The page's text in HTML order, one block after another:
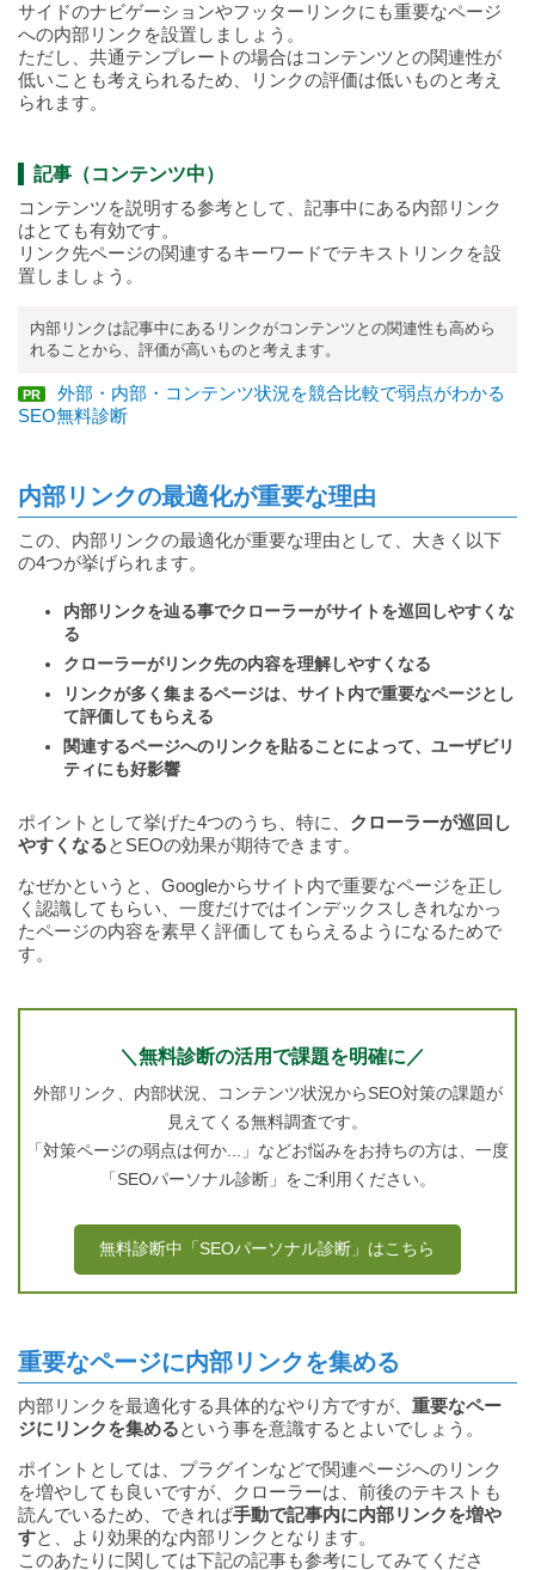
サイドのナビゲーションやフッターリンクにも重要なページ
への内部リンクを設置しましょう。
ただし、共通テンプレートの場合はコンテンツとの関連性が
低いことも考えられるため、リンクの評価は低いものと考え
られます。
記事（コンテンツ中）
コンテンツを説明する参考として、記事中にある内部リンク
はとても有効です。
リンク先ページの関連するキーワードでテキストリンクを設
置しましょう。
内部リンクは記事中にあるリンクがコンテンツとの関連性も高めら
れることから、評価が高いものと考えます。
PR
外部・内部・コンテンツ状況を競合比較で弱点がわかる
SEO無料診断
内部リンクの最適化が重要な理由
この、内部リンクの最適化が重要な理由として、大きく以下
の4つが挙げられます。
内部リンクを辿る事でクローラーがサイトを巡回しやすくな
る
クローラーがリンク先の内容を理解しやすくなる
リンクが多く集まるページは、サイト内で重要なページとし
て評価してもらえる
関連するページへのリンクを貼ることによって、ユーザビリ
ティにも好影響
ポイントとして挙げた4つのうち、特に、 クローラーが巡回し
やすくなるとSEOの効果が期待できます。
なぜかというと、Googleからサイト内で重要なページを正し
く認識してもらい、一度だけではインデックスしきれなかっ
たページの内容を素早く評価してもらえるようになるためで
す。
＼無料診断の活用で課題を明確に／
外部リンク、内部状況、コンテンツ状況からSEO対策の課題が
見えてくる無料調査です。
「対策ページの弱点は何か...」などお悩みをお持ちの方は、一度
「SEOパーソナル診断」をご利用ください。
無料診断中「SEOパーソナル診断」はこちら
重要なページに内部リンクを集める
内部リンクを最適化する具体的なやり方ですが、 重要なペー
ジにリンクを集めるという事を意識するとよいでしょう。
ポイントとしては、プラグインなどで関連ページへのリンク
を増やしても良いですが、クローラーは、前後のテキストも
読んでいるため、できれば手動で記事内に内部リンクを増や
すと、より効果的な内部リンクとなります。
このあたりに関しては下記の記事も参考にしてみてくださ